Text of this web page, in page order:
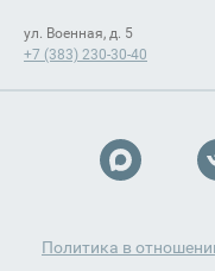
ул. Военная, д. 5
+7 (383) 230-30-40
Политика в